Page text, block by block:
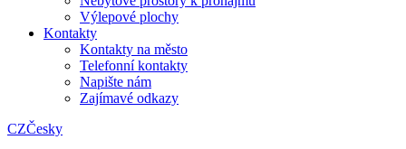
Výlepové plochy
Kontakty
Kontakty na město
Telefonní kontakty
Napište nám
Zajímavé odkazy
CZČesky